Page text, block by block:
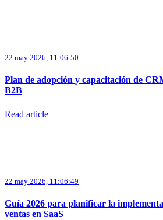
22 may 2026, 11:06:50
Plan de adopción y capacitación de
B2B
Read article
22 may 2026, 11:06:49
Guía 2026 para planificar la
ventas en SaaS